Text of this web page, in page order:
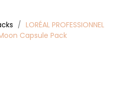
LORÉAL PROFESSIONNEL
Capsule Pack